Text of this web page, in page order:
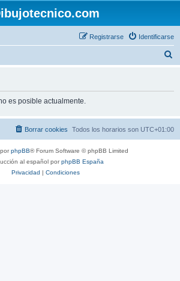
Identificarse
Registrarse
r
es posible actualmente.
Todos los horarios son UTC+01:00
Borrar cookies
phpBB® Forum Software © phpBB Limited
al español porphpBB España
Privacidad | Condiciones